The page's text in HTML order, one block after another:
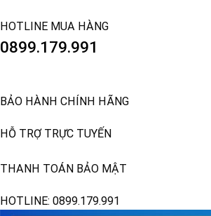
HOTLINE MUA HÀNG
0899.179.991
BẢO HÀNH CHÍNH HÃNG
HỖ TRỢ TRỰC TUYẾN
THANH TOÁN BẢO MẬT
HOTLINE: 0899.179.991